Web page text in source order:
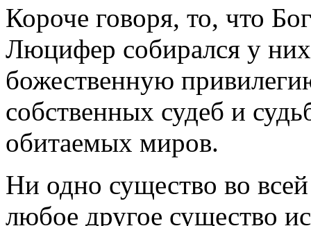
Короче говоря, то, что
Люцифер собирался у
божественную
собственных судеб и
обитаемых миров.
Ни одно существо во
любое другое существо